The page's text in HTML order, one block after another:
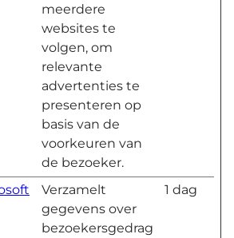
meerdere
websites te
volgen, om
relevante
advertenties te
presenteren op
basis van de
voorkeuren van
de bezoeker.
Verzamelt
gegevens over
bezoekersgedrag
1 dag